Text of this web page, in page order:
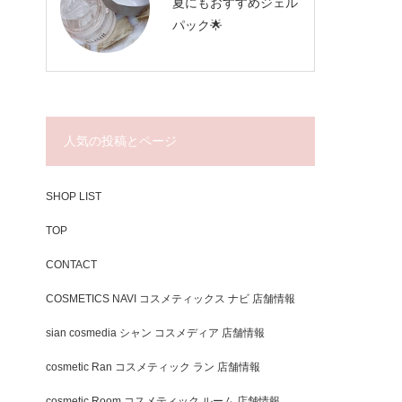
パック🌟
人気の投稿とページ
SHOP LIST
TOP
CONTACT
COSMETICS NAVI コスメティックス ナビ 店舗情報
sian cosmedia シャン コスメディア 店舗情報
cosmetic Ran コスメティック ラン 店舗情報